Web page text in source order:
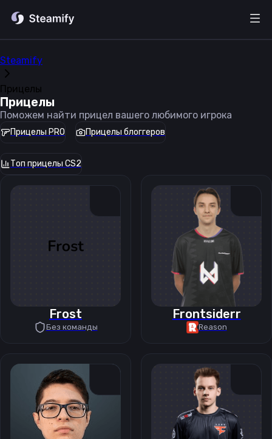
Steamify
Прицелы
Прицелы
Поможем найти прицел вашего любимого игрока
Прицелы PRO Прицелы блоггеров
Топ прицелы CS2
Frost
Без команды
Frontsiderr
Reason